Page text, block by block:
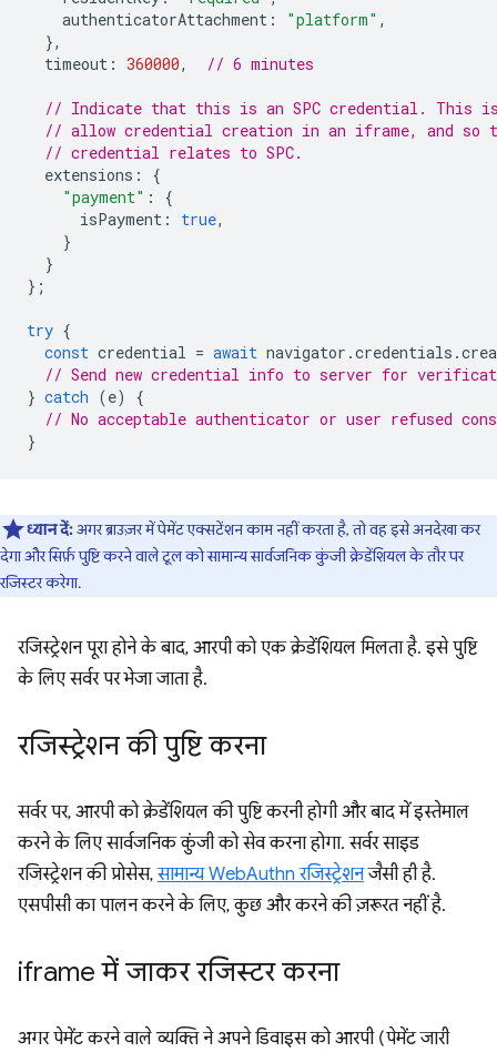
authenticatorAttachment : "platform" ,
},
timeout : 360000, // 6 minutes
// Indicate that this is an SPC credential. This
// allow credential creation in an iframe, and so
// credential relates to SPC.
extensions :
{
"payment" :
{
isPayment : true,
}
}
};
try {
const credential = await navigator .credentials .
// Send new credential info to server for
} catch (e)
{
// No acceptable authenticator or user refused
}
ध्यान दें:अगर ब्राउज़र में पेमेंट एक्सटेंशन काम नहीं करता है, तो वह इसे अनदेखा कर
देगा और सिर्फ़ पुष्टि करने वाले टूल को सामान्य सार्वजनिक कुंजी क्रेडेंशियल के तौर पर
रजिस्टर करेगा.
रजिस्ट्रेशन पूरा होने के बाद, आरपी को एक क्रेडेंशियल मिलता है. इसे पुष्टि
के लिए सर्वर पर भेजा जाता है.
रजिस्ट्रेशन की पुष्टि करना
सर्वर पर, आरपी को क्रेडेंशियल की पुष्टि करनी होगी और बाद में इस्तेमाल
करने के लिए सार्वजनिक कुंजी को सेव करना होगा. सर्वर साइड
रजिस्ट्रेशन की प्रोसेस,सामान्य WebAuthn रजिस्ट्रेशनजैसी ही है.
एसपीसी का पालन करने के लिए, कुछ और करने की ज़रूरत नहीं है.
iframe में जाकर रजिस्टर करना
अगर पेमेंट करने वाले व्यक्ति ने अपने डिवाइस को आरपी (पेमेंट जारी